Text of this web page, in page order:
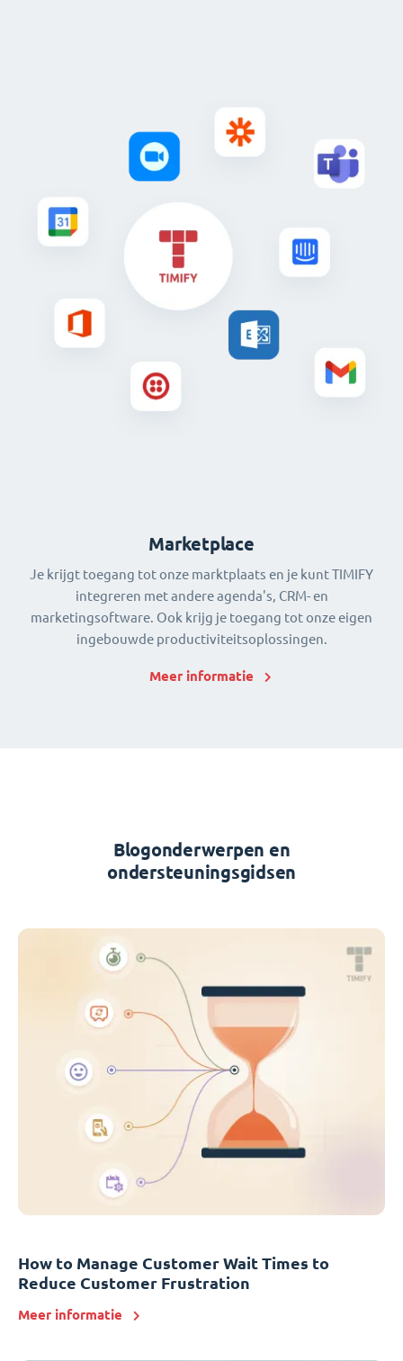
Marketplace
Je krijgt toegang tot onze marktplaats en je kunt TIMIFY
integreren met andere agenda's, CRM- en
marketingsoftware. Ook krijg je toegang tot onze eigen
ingebouwde productiviteitsoplossingen.
Meer informatie
Blogonderwerpen en
ondersteuningsgidsen
How to Manage Customer Wait Times to
Reduce Customer Frustration
Meer informatie